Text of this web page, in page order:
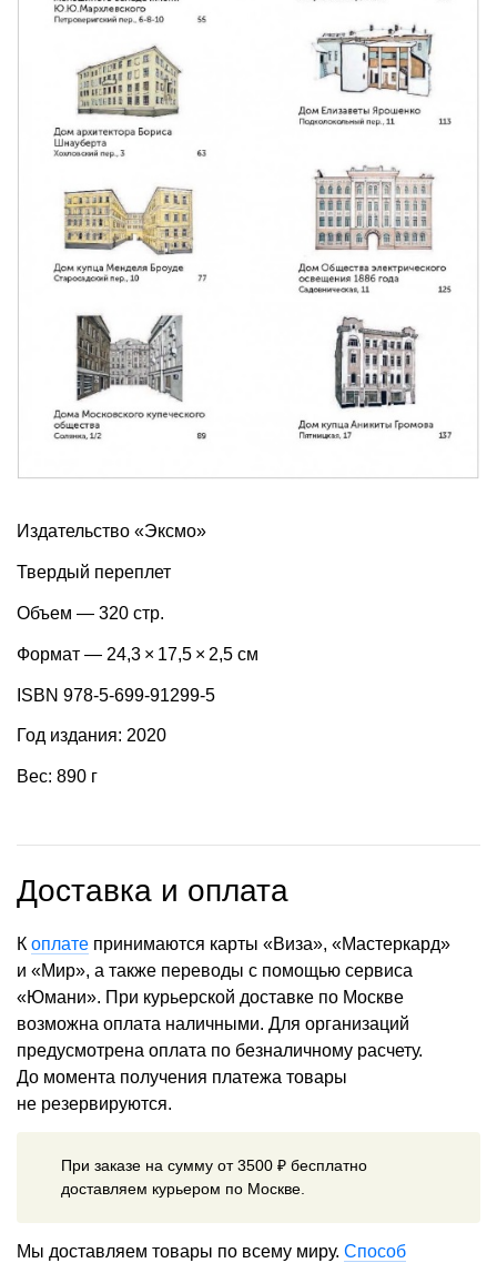
Издательство «Эксмо»
Твердый переплет
Объем — 320 стр.
Формат — 24,3 × 17,5 × 2,5 см
ISBN 978-5-699-91299-5
Год издания: 2020
Вес: 890 г
Доставка и оплата
К оплате принимаются карты «Виза», «Мастеркард»
и «Мир», а также переводы с помощью сервиса
«Юмани». При курьерской доставке по Москве
возможна оплата наличными. Для организаций
предусмотрена оплата по безналичному расчету.
До момента получения платежа товары
не резервируются.
При заказе на сумму от 3500 ₽ бесплатно
доставляем курьером по Москве.
Мы доставляем товары по всему миру. Способ